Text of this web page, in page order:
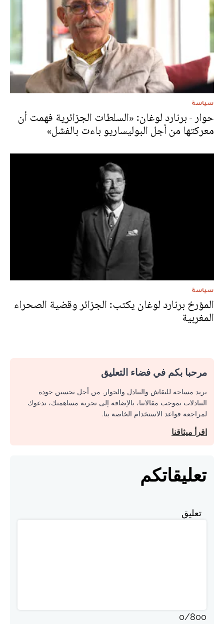
سياسة
حوار - برنارد لوغان: «السلطات الجزائرية فهمت أن
معركتها من أجل البوليساريو باءت بالفشل»
سياسة
المؤرخ برنارد لوغان يكتب: الجزائر وقضية الصحراء
المغربية
مرحبا بكم في فضاء التعليق
نريد مساحة للنقاش والتبادل والحوار. من أجل تحسين جودة
التبادلات بموجب مقالاتنا، بالإضافة إلى تجربة مساهمتك، ندعوك
لمراجعة قواعد الاستخدام الخاصة بنا.
اقرأ ميثاقنا
تعليقاتكم
تعليق
0/800